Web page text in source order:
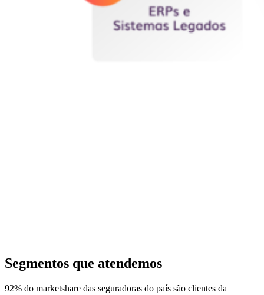
Segmentos que atendemos
92% do marketshare das seguradoras do país são clientes da